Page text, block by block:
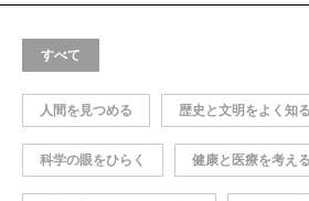
すべて
人間を見つめる 歴史と文明をよく知る
科学の眼をひらく 健康と医療を考える